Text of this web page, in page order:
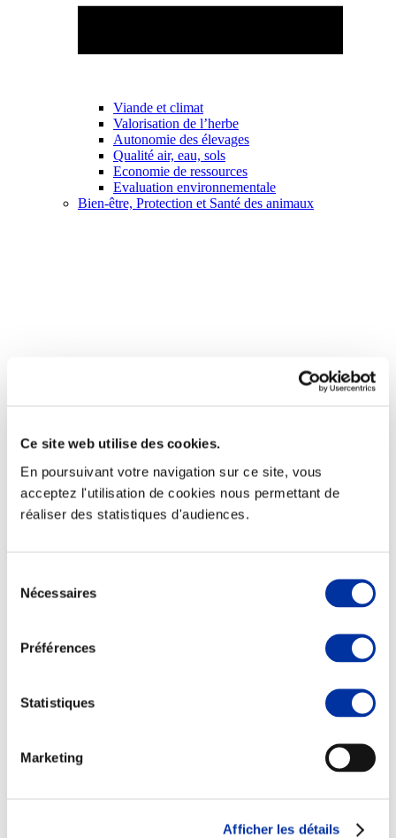
Ce site web utilise des cookies.
En poursuivant votre navigation sur ce site, vous
acceptez l'utilisation de cookies nous permettant de
réaliser des statistiques d'audiences.
Nécessaires
Préférences
Statistiques
Marketing
Afficher les détails
Viande et climat
Valorisation de l’herbe
Autonomie des élevages
Qualité air, eau, sols
Economie de ressources
Evaluation environnementale
Bien-être, Protection et Santé des animaux
Elevage
Transport – mise en marché
Abattoir